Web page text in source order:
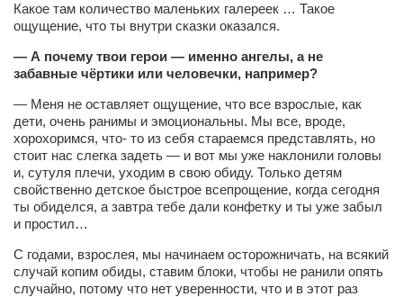
Какое там количество маленьких галереек … Такое
ощущение, что ты внутри сказки оказался.
— А почему твои герои — именно ангелы, а не
забавные чёртики или человечки, например?
— Меня не оставляет ощущение, что все взрослые, как
дети, очень ранимы и эмоциональны. Мы все, вроде,
хорохоримся, что- то из себя стараемся представлять, но
стоит нас слегка задеть — и вот мы уже наклонили головы
и, сутуля плечи, уходим в свою обиду. Только детям
свойственно детское быстрое всепрощение, когда сегодня
ты обиделся, а завтра тебе дали конфетку и ты уже забыл
и простил…
С годами, взрослея, мы начинаем осторожничать, на всякий
случай копим обиды, ставим блоки, чтобы не ранили опять
случайно, потому что нет уверенности, что и в этот раз